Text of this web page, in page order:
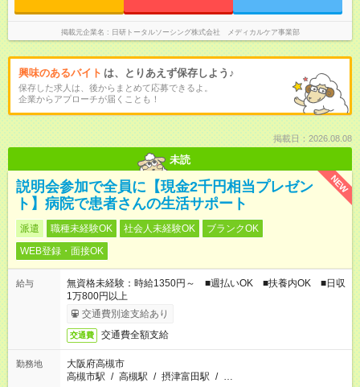
掲載元企業名 日研トータルソーシング株式会社 メディカルケア事業部
興味のあるバイト は、とりあえず保存しよう♪
保存した求人は、後からまとめて応募できるよ。
企業からアプローチが届くことも！
掲載日：2026.08.08
未読
NEW
説明会参加で全員に【現金2千円相当プレゼン
ト】病院で患者さんの生活サポート
派遣 職種未経験OK 社会人未経験OK
ブランクOK
WEB登録・面接OK
給与
無資格未経験：時給1350円～ ■週払いOK ■扶養内OK ■日収
1万800円以上
交通費別途支給あり
交通費 交通費全額支給
勤務地
大阪府高槻市
高槻市駅 / 高槻駅 / 摂津富田駅 / …